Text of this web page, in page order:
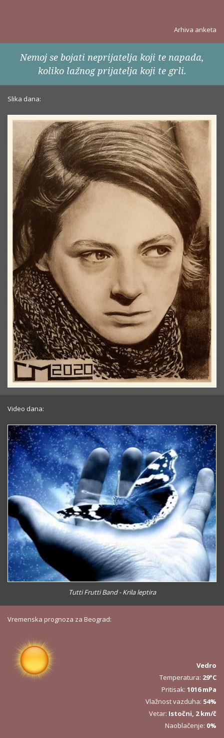
Arhiva anketa
Nemoj se bojati neprijatelja koji te napada,
koliko lažnog prijatelja koji te grli.
Slika dana:
Video dana:
Tutti Frutti Band - Krila leptira
Vremenska prognoza za Beograd:
Vedro
Temperatura: 29°C
Pritisak: 1016 mPa
Vlažnost vazduha: 54%
Vetar: Istočni, 2 km/č
Naoblačenje: 0%